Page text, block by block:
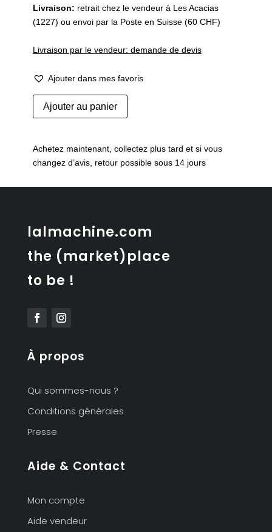
Livraison: retrait chez le vendeur à Les Acacias
(1227) ou envoi par la Poste en Suisse (60 CHF)
Livraison par le vendeur: demande de devis
Ajouter dans mes favoris
quantité
de
Ajouter au panier
Achetez maintenant, collectez plus tard et si vous
changez d’avis, retour possible sous 14 jours
lalmachine.com
the (market)place
to be !
À propos
Qui sommes-nous ?
Conditions générales
Presse
Aide & Contact
Mon compte
Aide vendeur